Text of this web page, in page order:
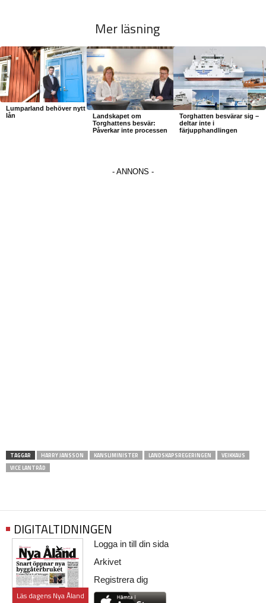
Mer läsning
Lumparland behöver nytt
lån
Landskapet om
Torghattens besvär:
Påverkar inte processen
Torghatten besvärar sig –
deltar inte i
färjupphandlingen
TAGGAR HARRY JANSSON KANSLIMINISTER LANDSKAPSREGERINGEN
VEIKKAUS
VICE LANTRÅD
DIGITALTIDNINGEN
Läs dagens Nya Åland
Logga in till din sida
Arkivet
Registrera dig